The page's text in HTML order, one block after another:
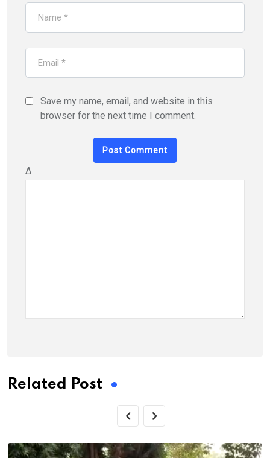
Save my name, email, and website in this
browser for the next time I comment.
Δ
Related Post